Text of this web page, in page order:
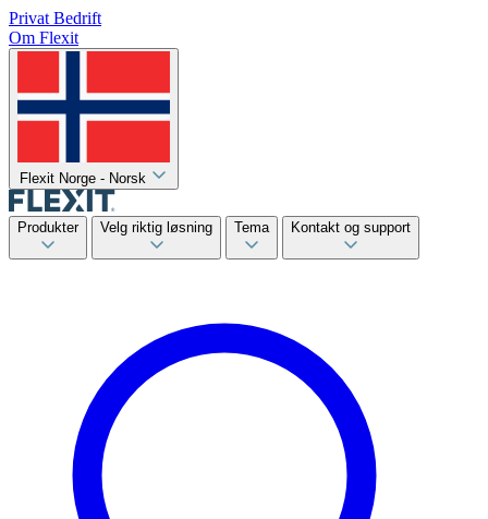
Privat Bedrift
Om Flexit
Flexit Norge - Norsk
Produkter Velg riktig løsning Tema Kontakt og support